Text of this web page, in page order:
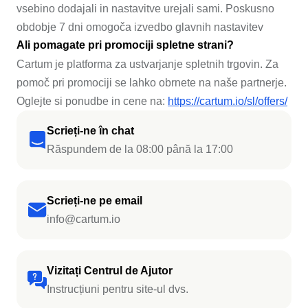
Scrieți-ne în chat
Răspundem de la 08:00 până la 17:00
Scrieți-ne pe email
info@cartum.io
Vizitați Centrul de Ajutor
Instrucțiuni pentru site-ul dvs.
vsebino dodajali in nastavitve urejali sami. Poskusno
obdobje 7 dni omogoča izvedbo glavnih nastavitev
Ali pomagate pri promociji spletne strani?
Cartum je platforma za ustvarjanje spletnih trgovin. Za
pomoč pri promociji se lahko obrnete na naše partnerje.
Oglejte si ponudbe in cene na: https://cartum.io/sl/offers/